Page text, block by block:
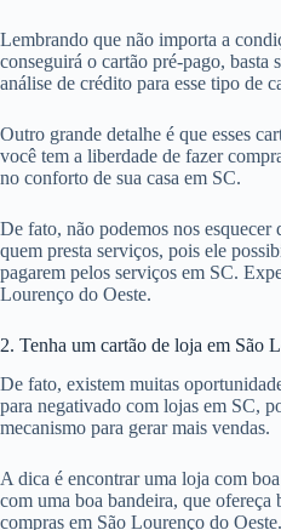
Lembrando que não importa a
conseguirá o cartão pré-pago, basta
análise de crédito para esse tipo de
Outro grande detalhe é que esses
você tem a liberdade de fazer
no conforto de sua casa em SC.
De fato, não podemos nos esquecer
quem presta serviços, pois ele
pagarem pelos serviços em SC.
Lourenço do Oeste.
2. Tenha um cartão de loja em São
De fato, existem muitas
para negativado com lojas em SC,
mecanismo para gerar mais vendas.
A dica é encontrar uma loja com
com uma boa bandeira, que ofereça
compras em São Lourenço do Oeste.